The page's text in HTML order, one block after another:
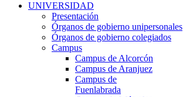
UNIVERSIDAD
Presentación
Órganos de gobierno unipersonales
Órganos de gobierno colegiados
Campus
Campus de Alcorcón
Campus de Aranjuez
Campus de
Fuenlabrada